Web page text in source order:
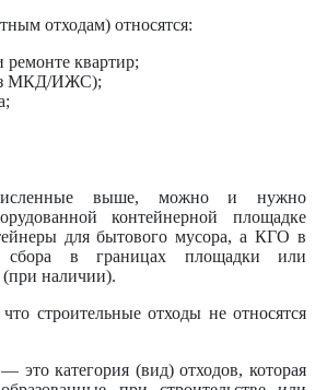
отходам) относятся:
квартир;
МКД/ИЖС);
выше, можно и нужно
контейнерной площадке
для бытового мусора, а КГО в
сбора в границах площадки или
наличии).
строительные отходы не относятся
это категория (вид) отходов, которая